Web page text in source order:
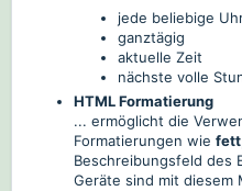
jede beliebige
ganztägig
aktuelle Zeit
nächste volle
HTML Formatierung
... ermöglicht die
Formatierungen wie fett
Beschreibungsfeld des
Geräte sind mit diesem